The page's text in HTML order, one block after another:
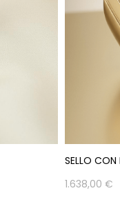
SELLO CON
1.638,00 €